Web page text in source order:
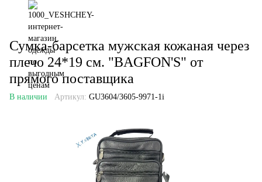
Сумка-барсетка мужская кожаная через
плечо 24*19 см. "BAGFON'S" от
прямого поставщика
В наличии Артикул: GU3604/3605-9971-1i